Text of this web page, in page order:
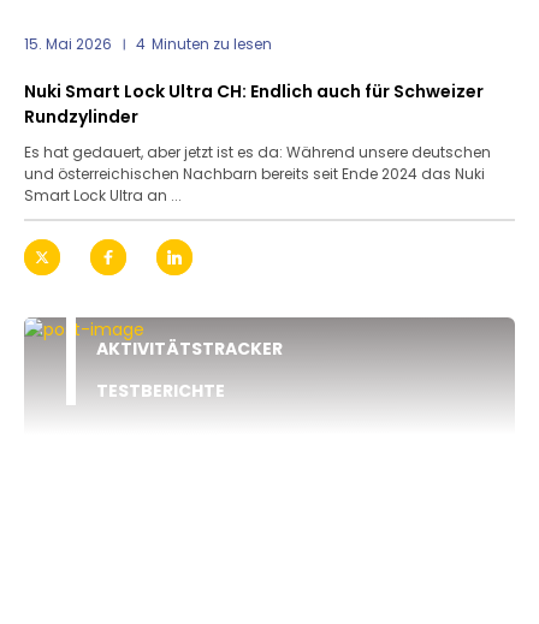
15. Mai 2026 4 Minuten zu lesen
Nuki Smart Lock Ultra CH: Endlich auch für Schweizer
Rundzylinder
Es hat gedauert, aber jetzt ist es da: Während unsere deutschen
und österreichischen Nachbarn bereits seit Ende 2024 das Nuki
Smart Lock Ultra an ...
AKTIVITÄTSTRACKER
TESTBERICHTE